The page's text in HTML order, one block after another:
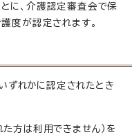
に、介護認定審査会で保
度が認定されます。
ずれかに認定されたとき
方は利用できません）を